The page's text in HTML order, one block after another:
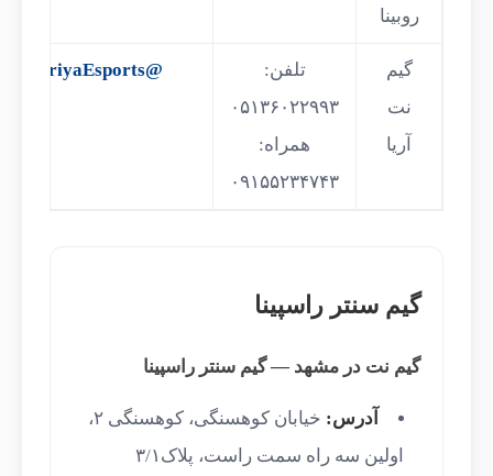
روبینا
گیم
نت
آریا
تلفن:
همراه:
۰۹۱۵۵۲۳۴۷۴۳
@AriyaEsports
گیم سنتر راسپینا
گیم نت در مشهد — گیم سنتر راسپینا
آدرس:
خیابان کوهسنگی، کوهسنگی ۲،
اولین سه راه سمت راست، پلاک۳/۱